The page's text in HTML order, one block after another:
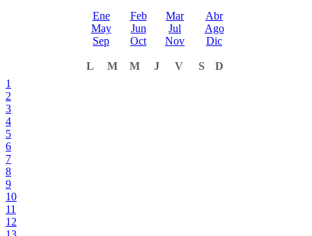
Ene Feb Mar
Abr
May
Jun Jul
Ago
Sep
Oct Nov Dic
L M M J V S
D
1
2
3
4
5
6
7
8
9
10
11
12